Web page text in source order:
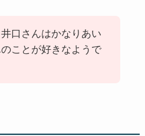
口さんはかなりあい
ことが好きなようで